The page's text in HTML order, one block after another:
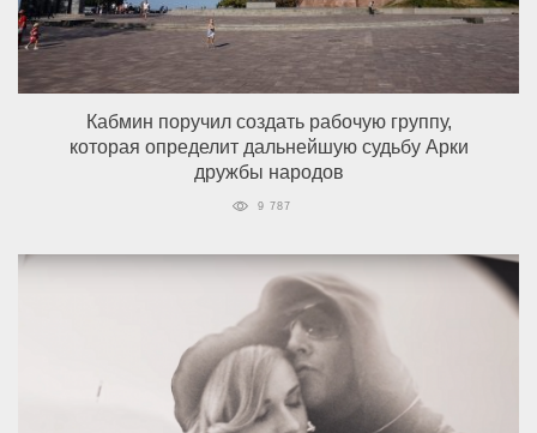
Кабмин поручил создать рабочую группу,
которая определит дальнейшую судьбу Арки
дружбы народов
9 787